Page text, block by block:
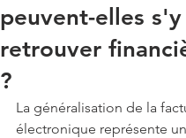
peuvent-elles s'y
retrouver
?
La généralisation de la
électronique représente